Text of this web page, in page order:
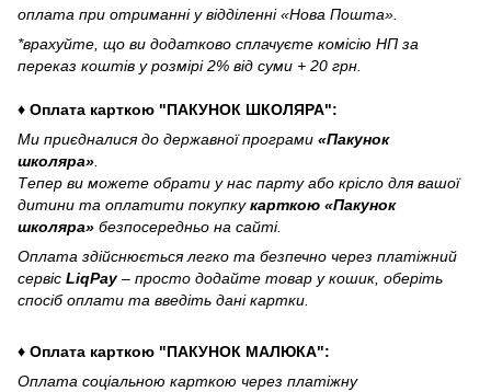
оплата при отриманні у відділенні «Нова Пошта».
*врахуйте, що ви додатково сплачуєте комісію НП за
переказ коштів у розмірі 2% від суми + 20 грн.
♦ Оплата карткою "ПАКУНОК ШКОЛЯРА":
Ми приєдналися до державної програми «Пакунок
школяра».
Тепер ви можете обрати у нас парту або крісло для вашої
дитини та оплатити покупкукарткою «Пакунок
школяра» безпосередньо на сайті.
Оплата здійснюється легко та безпечно через платіжний
сервіс LiqPay– просто додайте товар у кошик, оберіть
спосіб оплати та введіть дані картки.
♦ Оплата карткою "ПАКУНОК МАЛЮКА":
Оплата соціальною карткою через платіжну